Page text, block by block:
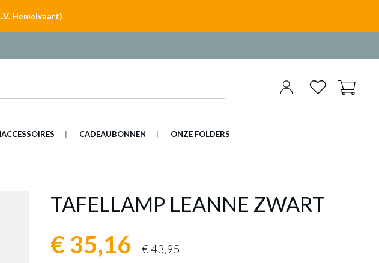
Hemelvaart)
CADEAUBONNEN ONZE FOLDERS
TAFELLAMP LEANNE ZWART
€ 35,16 € 43,95